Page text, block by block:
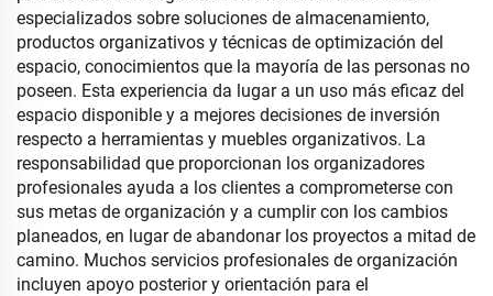
especializados sobre soluciones de almacenamiento,
productos organizativos y técnicas de optimización del
espacio, conocimientos que la mayoría de las personas no
poseen. Esta experiencia da lugar a un uso más eficaz del
espacio disponible y a mejores decisiones de inversión
respecto a herramientas y muebles organizativos. La
responsabilidad que proporcionan los organizadores
profesionales ayuda a los clientes a comprometerse con
sus metas de organización y a cumplir con los cambios
planeados, en lugar de abandonar los proyectos a mitad de
camino. Muchos servicios profesionales de organización
incluyen apoyo posterior y orientación para el